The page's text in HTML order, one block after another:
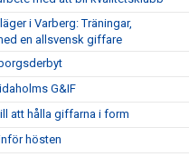
i Varberg: Träningar,
en allsvensk giffare
G&IF
att hålla giffarna i form
hösten